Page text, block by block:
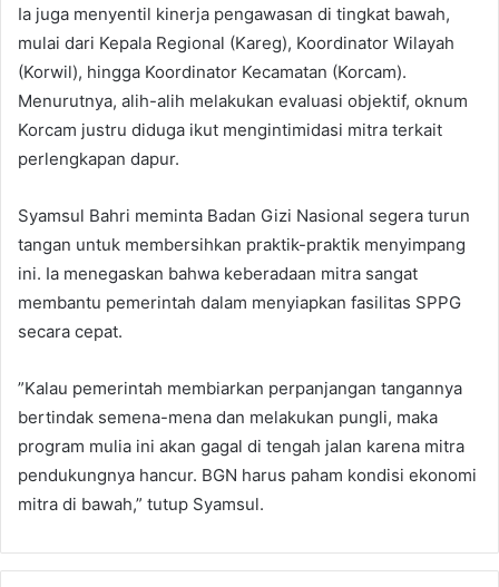
​Ia juga menyentil kinerja pengawasan di tingkat bawah,
mulai dari Kepala Regional (Kareg), Koordinator Wilayah
(Korwil), hingga Koordinator Kecamatan (Korcam).
Menurutnya, alih-alih melakukan evaluasi objektif, oknum
Korcam justru diduga ikut mengintimidasi mitra terkait
perlengkapan dapur.
​Syamsul Bahri meminta Badan Gizi Nasional segera turun
tangan untuk membersihkan praktik-praktik menyimpang
ini. Ia menegaskan bahwa keberadaan mitra sangat
membantu pemerintah dalam menyiapkan fasilitas SPPG
secara cepat.
​”Kalau pemerintah membiarkan perpanjangan tangannya
bertindak semena-mena dan melakukan pungli, maka
program mulia ini akan gagal di tengah jalan karena mitra
pendukungnya hancur. BGN harus paham kondisi ekonomi
mitra di bawah,” tutup Syamsul.